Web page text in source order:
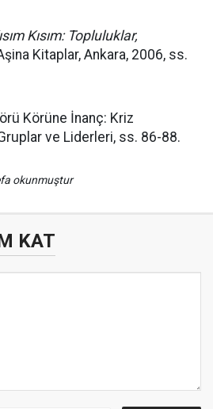
Kısım: Topluluklar,
Kitaplar, Ankara, 2006, ss.
Körüne İnanç: Kriz
ve Liderleri, ss. 86-88.
okunmuştur
KAT